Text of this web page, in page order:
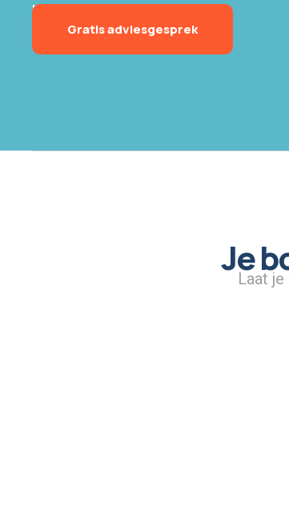
Neem vrijblijvend contact op!
Gratis adviesgesprek
JeLaat